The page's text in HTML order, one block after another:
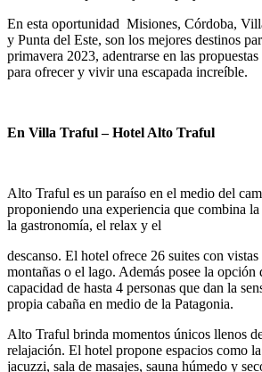
En esta oportunidad Misiones, Córdoba,
y Punta del Este, son los mejores destinos
primavera 2023, adentrarse en las
para ofrecer y vivir una escapada increíble.
En Villa Traful – Hotel Alto Traful
Alto Traful es un paraíso en el medio del
proponiendo una experiencia que combina
la gastronomía, el relax y el
descanso. El hotel ofrece 26 suites con
montañas o el lago. Además posee la opción
capacidad de hasta 4 personas que dan la
propia cabaña en medio de la Patagonia.
Alto Traful brinda momentos únicos llenos
relajación. El hotel propone espacios como
jacuzzi, sala de masajes, sauna húmedo y